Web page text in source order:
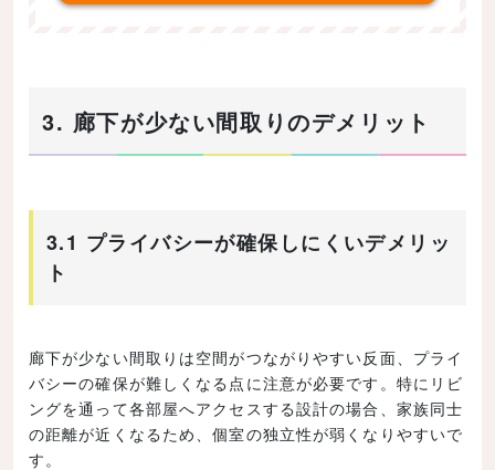
3. 廊下が少ない間取りのデメリット
3.1 プライバシーが確保しにくいデメリッ
ト
廊下が少ない間取りは空間がつながりやすい反面、プライ
バシーの確保が難しくなる点に注意が必要です。特にリビ
ングを通って各部屋へアクセスする設計の場合、家族同士
の距離が近くなるため、個室の独立性が弱くなりやすいで
す。